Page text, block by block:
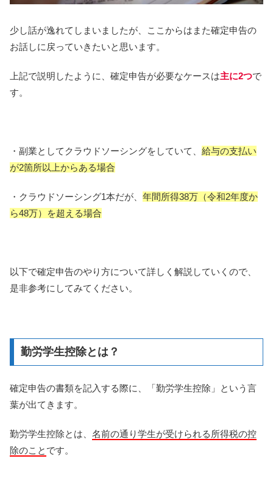
少し話が逸れてしまいましたが、ここからはまた確定申告の
お話しに戻っていきたいと思います。
上記で説明したように、確定申告が必要なケースは主に2つで
す。
・副業としてクラウドソーシングをしていて、 給与の支払い
が2箇所以上からある場合
・クラウドソーシング1本だが、 年間所得38万（令和2年度か
ら48万）を超える場合
以下で確定申告のやり方について詳しく解説していくので、
是非参考にしてみてください。
勤労学生控除とは？
確定申告の書類を記入する際に、「勤労学生控除」という言
葉が出てきます。
勤労学生控除とは、 名前の通り学生が受けられる所得税の控
除のこと です。